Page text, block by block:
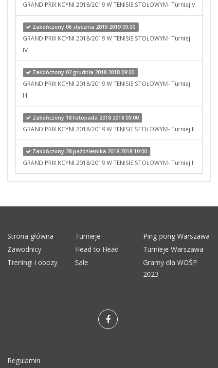
GRAND PRIX KCYNI 2018/2019 W TENISIE STOŁOWYM- Turniej V
Zakończony 06 stycznia 2019 2019 09:00
GRAND PRIX KCYNI 2018/2019 W TENISIE STOŁOWYM- Turniej
IV
Zakończony 02 grudnia 2018 2018 09:00
GRAND PRIX KCYNI 2018/2019 W TENISIE STOŁOWYM- Turniej
III
Zakończony 18 listopada 2018 2018 09:00
GRAND PRIX KCYNI 2018/2019 W TENISIE STOŁOWYM- Turniej II
Zakończony 28 października 2018 2018 10:00
GRAND PRIX KCYNI 2018/2019 W TENISIE STOŁOWYM- Turniej I
Strona główna Turnieje
Ping-pong Warszawa
Zawodnicy
Head to Head
Turnieje Warszawa
Treningi i obozy
Sale
Gramy dla WOŚP
2023
Regulamin